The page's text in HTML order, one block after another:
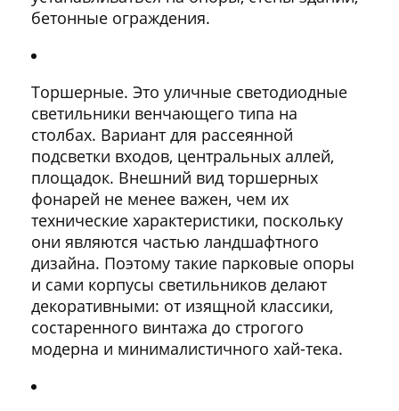
бетонные ограждения.
Торшерные. Это уличные светодиодные
светильники венчающего типа на
столбах. Вариант для рассеянной
подсветки входов, центральных аллей,
площадок. Внешний вид торшерных
фонарей не менее важен, чем их
технические характеристики, поскольку
они являются частью ландшафтного
дизайна. Поэтому такие парковые опоры
и сами корпусы светильников делают
декоративными: от изящной классики,
состаренного винтажа до строгого
модерна и минималистичного хай-тека.